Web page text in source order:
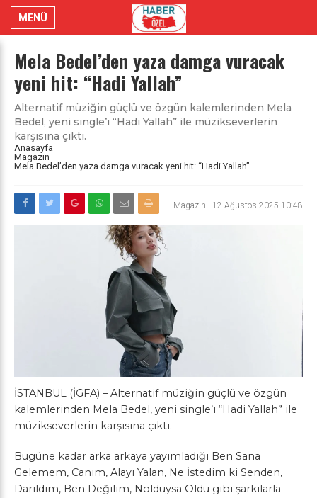
MENÜ
Mela Bedel’den yaza damga vuracak
yeni hit: “Hadi Yallah”
Alternatif müziğin güçlü ve özgün kalemlerinden Mela
Bedel, yeni single’ı “Hadi Yallah” ile müzikseverlerin
karşısına çıktı.
Anasayfa
Magazin
Mela Bedel’den yaza damga vuracak yeni hit: “Hadi Yallah”
Magazin - 12 Ağustos 2025 10:48
İSTANBUL (İGFA) – Alternatif müziğin güçlü ve özgün
kalemlerinden Mela Bedel, yeni single’ı “Hadi Yallah” ile
müzikseverlerin karşısına çıktı.
Bugüne kadar arka arkaya yayımladığı Ben Sana
Gelemem, Canım, Alayı Yalan, Ne İstedim ki Senden,
Darıldım, Ben Değilim, Nolduysa Oldu gibi şarkılarla